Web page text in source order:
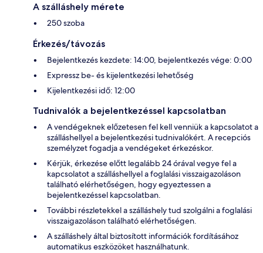
A szálláshely mérete
250 szoba
Érkezés/távozás
Bejelentkezés kezdete: 14:00, bejelentkezés vége: 0:00
Expressz be- és kijelentkezési lehetőség
Kijelentkezési idő: 12:00
Tudnivalók a bejelentkezéssel kapcsolatban
A vendégeknek előzetesen fel kell venniük a kapcsolatot a
szálláshellyel a bejelentkezési tudnivalókért. A recepciós
személyzet fogadja a vendégeket érkezéskor.
Kérjük, érkezése előtt legalább 24 órával vegye fel a
kapcsolatot a szálláshellyel a foglalási visszaigazoláson
található elérhetőségen, hogy egyeztessen a
bejelentkezéssel kapcsolatban.
További részletekkel a szálláshely tud szolgálni a foglalási
visszaigazoláson található elérhetőségen.
A szálláshely által biztosított információk fordításához
automatikus eszközöket használhatunk.